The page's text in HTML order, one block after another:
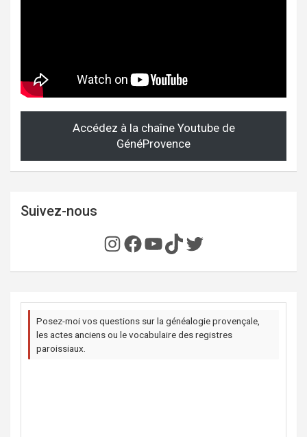
Accédez à la chaîne Youtube de
GénéProvence
Suivez-nous
Instagram
Facebook
YouTube
TikTok
Twitter
Posez-moi vos questions sur la généalogie provençale,
les actes anciens ou le vocabulaire des registres
paroissiaux.